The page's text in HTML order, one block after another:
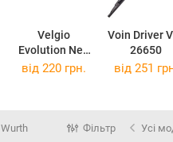
Velgio
Evolution Neo
650
Voin Driver
26650
від 220 грн. від 251
Wurth Фільтр Усі